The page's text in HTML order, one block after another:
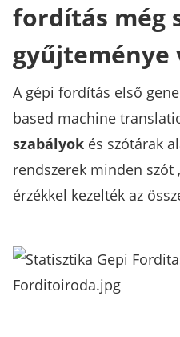
fordítás még
gyűjteménye
A gépi fordítás első
based machine
szabályok és szótárak
rendszerek minden szót
érzékkel kezelték az